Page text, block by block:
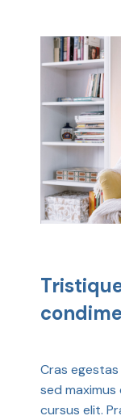
Cras
sed maximus
cursus elit.